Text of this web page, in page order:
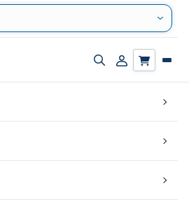
Zapnout/vypnout
Přihlásit/